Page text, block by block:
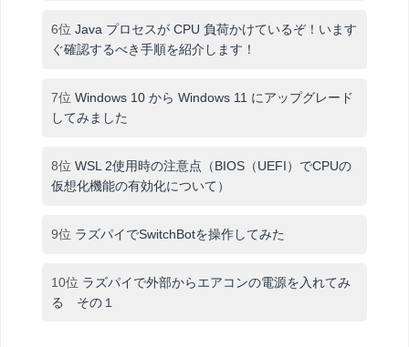
6位 Java プロセスが CPU 負荷かけているぞ！います
ぐ確認するべき手順を紹介します！
7位 Windows 10 から Windows 11 にアップグレード
してみました
8位 WSL 2使用時の注意点（BIOS（UEFI）でCPUの
仮想化機能の有効化について）
9位 ラズパイでSwitchBotを操作してみた
10位 ラズパイで外部からエアコンの電源を入れてみ
る その１